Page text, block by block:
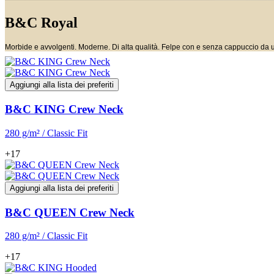
B&C Royal
Morbide e avvolgenti. Moderne. Di alta qualità. Felpe con e senza cappuccio
Aggiungi alla lista dei preferiti
B&C KING Crew Neck
280 g/m² / Classic Fit
+17
Aggiungi alla lista dei preferiti
B&C QUEEN Crew Neck
280 g/m² / Classic Fit
+17